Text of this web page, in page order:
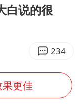
部带头休假
48小时警戒线
格150.80元/股
”存在
白说的很
234
更佳